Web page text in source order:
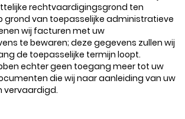
rechtvaardigingsgrond ten
grond van toepasselijke administratieve
wij facturen met uw
te bewaren; deze gegevens zullen wij
de toepasselijke termijn loopt.
echter geen toegang meer tot uw
die wij naar aanleiding van uw
vervaardigd.